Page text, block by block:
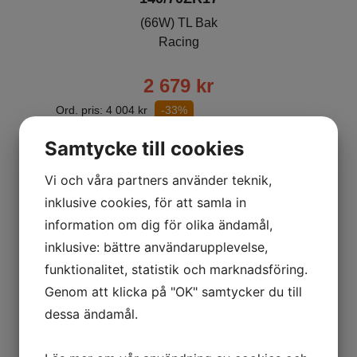
(66W) TL Bak
Racing
2 679 kr
Ord. pris: 4 004 kr -33%
Lägg i varukorgen
Samtycke till cookies
Vi och våra partners använder teknik,
inklusive cookies, för att samla in
information om dig för olika ändamål,
inklusive: bättre användarupplevelse,
funktionalitet, statistik och marknadsföring.
Genom att klicka på "OK" samtycker du till
dessa ändamål.